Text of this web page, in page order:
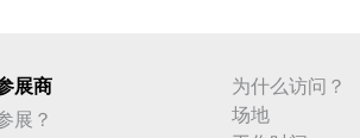
展商
展？
为什么访问？
场地